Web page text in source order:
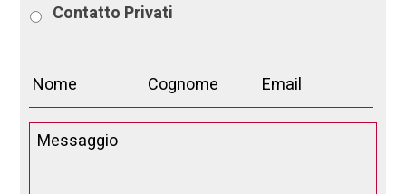
Contatto Privati